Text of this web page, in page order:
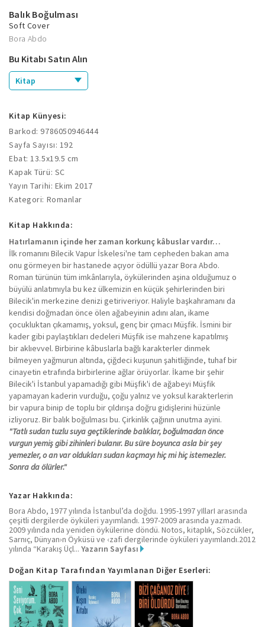
Balık Boğulması
Soft Cover
Bora Abdo
Bu Kitabı Satın Alın
Kitap
Kitap Künyesi:
Barkod: 9786050946444
Sayfa Sayısı: 192
Ebat: 13.5x19.5 cm
Kapak Türü: SC
Yayın Tarihi: Ekim 2017
Kategori: Romanlar
Kitap Hakkında:
Hatırlamanın içinde her zaman korkunç kâbuslar vardır…
İlk romanını Bilecik Vapur İskelesi'ne tam cepheden bakan ama
onu görmeyen bir hastanede açıyor ödüllü yazar Bora Abdo.
Roman türünün tüm imkânlarıyla, öykülerinden aşina olduğumuz o
büyülü anlatımıyla bu kez ülkemizin en küçük şehirlerinden biri
Bilecik'in merkezine denizi getiriveriyor. Haliyle başkahramanı da
kendisi doğmadan önce ölen ağabeyinin adını alan, ikame
çocukluktan çıkamamış, yoksul, genç bir çımacı Müşfik. İsmini bir
kader gibi paylaştıkları dedeleri Müşfik ise mahzene kapatılmış
bir aklıevvel. Birbirine kâbuslarla bağlı karakterler dinmek
bilmeyen yağmurun altında, çiğdeci kuşunun şahitliğinde, tuhaf bir
cinayetin etrafında birbirlerine ağlar örüyorlar. İkame bir şehir
Bilecik'i İstanbul yapamadığı gibi Müşfik'i de ağabeyi Müşfik
yapamayan kaderin vurduğu, çoğu yalnız ve yoksul karakterlerin
bir vapura binip de toplu bir çıldırışa doğru gidişlerini hüzünle
izliyoruz. Bir balık boğulması bu. Çirkinlik çağının unutma ayini.
"Tatlı sudan tuzlu suya geçtiklerinde balıklar, boğulmadan önce
vurgun yemiş gibi zihinleri bulanır. Bu süre boyunca asla bir şey
yemezler, o an var oldukları sudan kaçmayı hiç mi hiç istemezler.
Sonra da ölürler."
Yazar Hakkında:
Bora Abdo, 1977 yılında İstanbul’da doğdu. 1995-1997 yIllarI arasında
çeşitli dergilerde öyküleri yayımlandı. 1997-2009 arasında yazmadı.
2009 yılında nda yeniden öykülerine döndü. Notos, kitaplık, Sözcükler,
Sarnıç, Dünyan›n Öyküsü ve ‹zafi dergilerinde öyküleri yayımlandı.2012
yılında “Karakış Üçl... Yazarın Sayfası
Doğan Kitap Tarafından Yayımlanan Diğer Eserleri: